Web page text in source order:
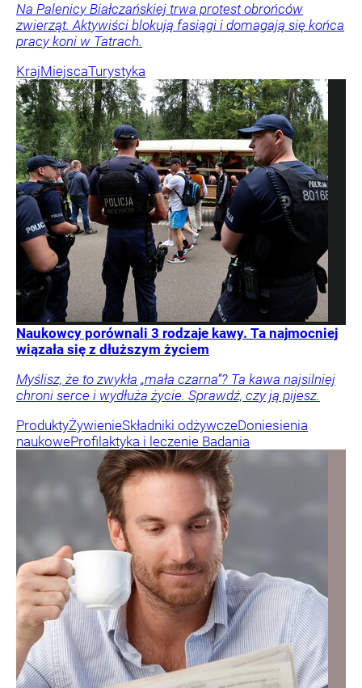
Na Palenicy Białczańskiej trwa protest obrońców
zwierząt. Aktywiści blokują fasiągi i domagają się końca
pracy koni w Tatrach.
KrajMiejscaTurystyka
Naukowcy porównali 3 rodzaje kawy. Ta najmocniej
wiązała się z dłuższym życiem
Myślisz, że to zwykła „mała czarna”? Ta kawa najsilniej
chroni serce i wydłuża życie. Sprawdź, czy ją pijesz.
ProduktyŻywienieSkładniki odżywczeDoniesienia
naukoweProfilaktyka i leczenie Badania